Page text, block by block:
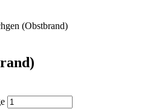
(Obstbrand)